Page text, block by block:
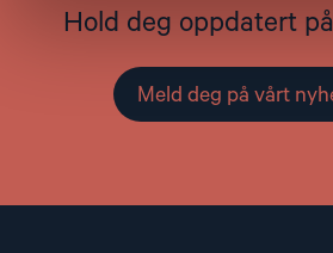
Hold deg oppdatert
Meld deg på vårt